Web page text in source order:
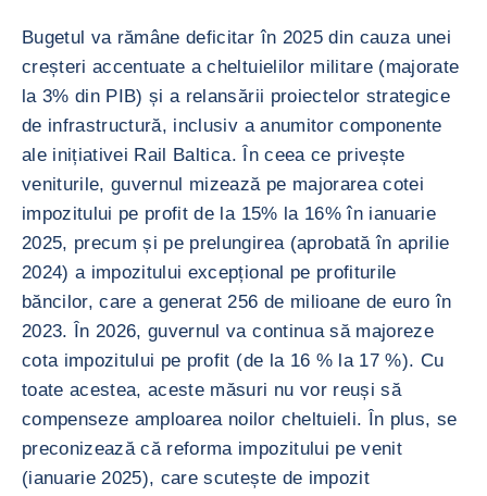
Bugetul va rămâne deficitar în 2025 din cauza unei
creșteri accentuate a cheltuielilor militare (majorate
la 3% din PIB) și a relansării proiectelor strategice
de infrastructură, inclusiv a anumitor componente
ale inițiativei Rail Baltica. În ceea ce privește
veniturile, guvernul mizează pe majorarea cotei
impozitului pe profit de la 15% la 16% în ianuarie
2025, precum și pe prelungirea (aprobată în aprilie
2024) a impozitului excepțional pe profiturile
băncilor, care a generat 256 de milioane de euro în
2023. În 2026, guvernul va continua să majoreze
cota impozitului pe profit (de la 16 % la 17 %). Cu
toate acestea, aceste măsuri nu vor reuși să
compenseze amploarea noilor cheltuieli. În plus, se
preconizează că reforma impozitului pe venit
(ianuarie 2025), care scutește de impozit